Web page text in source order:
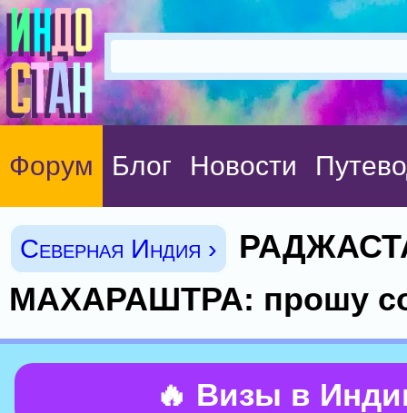
Форум Блог Новости
Северная Индия ›
МАХАРАШТРА: прошу
🔥 Визы в